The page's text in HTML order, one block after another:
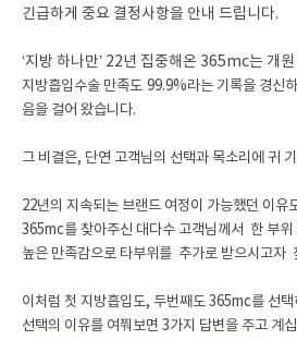
긴급하게 중요 결정사항을 안내 드립니다.
‘지방 하나만’ 22년 집중해온 365mc는 개원
지방흡입수술 만족도 99.9%라는 기록을 경신
음을 걸어 왔습니다.
그 비결은, 단연 고객님의 선택과 목소리에 귀
22년의 지속되는 브랜드 여정이 가능했던 이유
365mc를 찾아주신 대다수 고객님께서 한 부
높은 만족감으로 타부위를 추가로 받으시고자
이처럼 첫 지방흡입도, 두번째도 365mc를 선택
선택의 이유를 여쭤보면 3가지 답변을 주고 계